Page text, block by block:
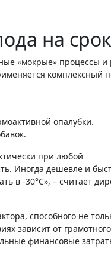
на
«мокрые» процессы и
комплексный
опалубки.
при любой
Иногда дешевле и
в -30°C», – считает
способного не
зависит от грамотного
финансовые